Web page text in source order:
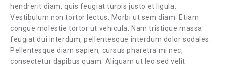
hendrerit diam, quis feugiat turpis justo et ligula.
Vestibulum non tortor lectus. Morbi ut sem diam. Etiam
congue molestie tortor ut vehicula. Nam tristique massa
feugiat dui interdum, pellentesque interdum dolor sodales.
Pellentesque diam sapien, cursus pharetra mi nec,
consectetur dapibus quam. Aliquam ut leo sed velit